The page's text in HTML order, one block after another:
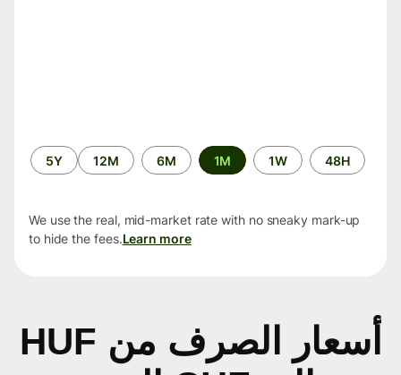
الفترة
الزمنية
48H
1W
1M
6M
12M
5Y
We use the real, mid-market rate with no sneaky mark-up
to hide the fees.Learn more
أسعار الصرف من HUF